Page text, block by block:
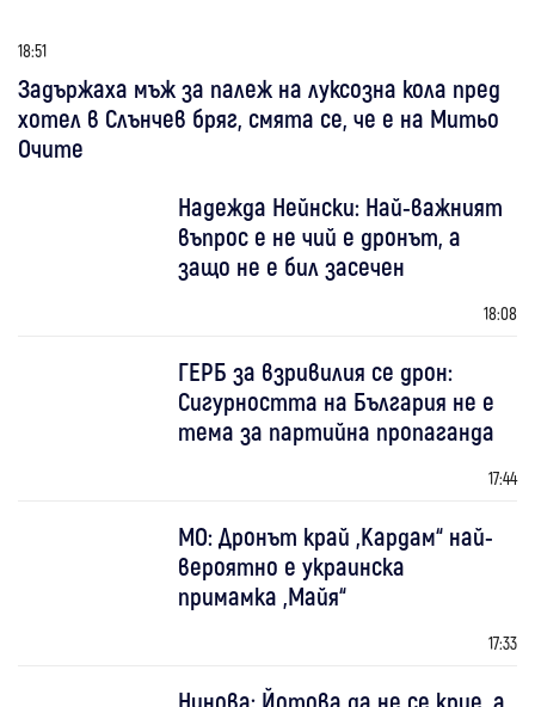
18:51
Задържаха мъж за палеж на луксозна кола пред
хотел в Слънчев бряг, смята се, че е на Митьо
Очите
Надежда Нейнски: Най-важният
въпрос е не чий е дронът, а
защо не е бил засечен
18:08
ГЕРБ за взривилия се дрон:
Сигурността на България не е
тема за партийна пропаганда
17:44
МО: Дронът край „Кардам“ най-
вероятно е украинска
примамка „Майя“
17:33
Нинова: Йотова да не се крие, а